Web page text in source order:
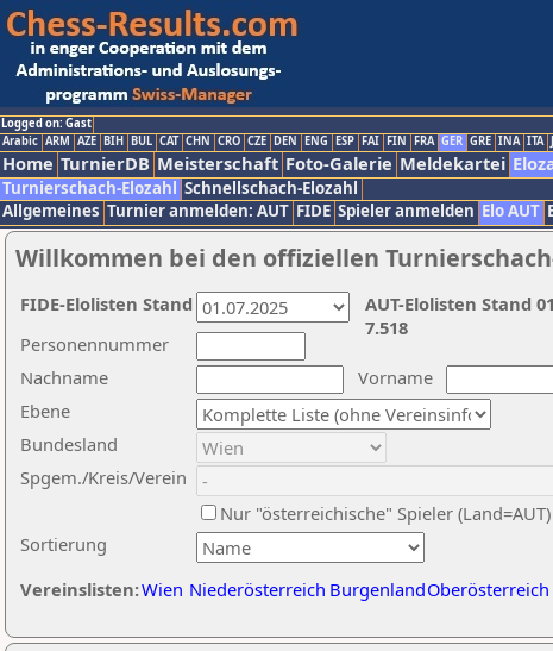
Logged on: Gast
Arabic ARM AZE BIH BUL CAT CHN CRO CZE DEN ENG ESP FAI FIN FRA GER GRE INA ITA
Home TurnierDB Meisterschaft Foto-Galerie Meldekartei
Turnierschach-Elozahl Schnellschach-Elozahl
Allgemeines Turnier anmelden: AUT FIDE Spieler anmelden Elo AUT
Willkommen bei den offiziellen
Nachname
Vorname
Ebene
Sortierung
Personennummer
Bundesland
Spgem./Kreis/Verein
Nur "österreichische" Spieler (Land=AUT)
Vereinslisten:Wien Niederösterreich BurgenlandOberösterreich
AUT-Elolisten Stand
7.518
FIDE-Elolisten Stand